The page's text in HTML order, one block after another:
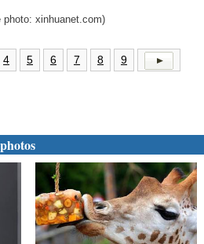
PLANÈTE
photo: xinhuanet.com)
4 5 6 7 8 9